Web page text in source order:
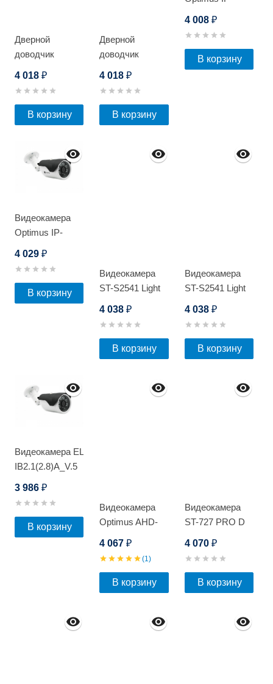
Дверной
доводчик
4 018 ₽
В корзину
Дверной
доводчик
4 018₽
В корзину
4 008 ₽
В корзину
Видеокамера
Optimus IP-
4 029 ₽
В корзину
Видеокамера
ST-S2541 Light
4 038₽
В корзину
Видеокамера
ST-S2541 Light
4 038 ₽
В корзину
Видеокамера EL
IB2.1(2.8)A_V.5
3 986 ₽
В корзину
Видеокамера
Optimus AHD-
4 067₽
(1)
В корзину
Видеокамера
ST-727 PRO D
4 070 ₽
В корзину